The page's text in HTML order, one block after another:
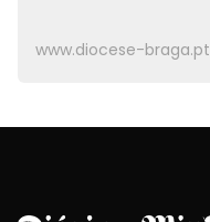
www.diocese-braga.pt